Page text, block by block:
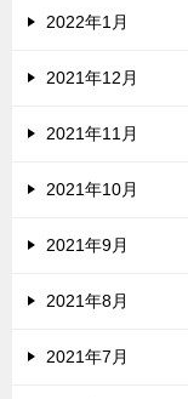
2022年1月
2021年12月
2021年11月
2021年10月
2021年9月
2021年8月
2021年7月